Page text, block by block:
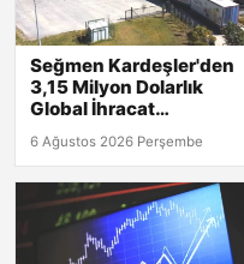
Seğmen Kardeşler'den
3,15 Milyon Dolarlık
Global İhracat
6 Ağustos 2026 Perşembe